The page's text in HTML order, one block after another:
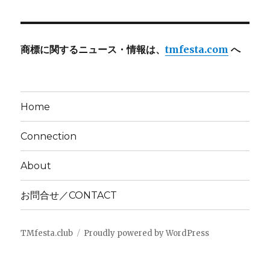
商標に関するニュース・情報は、tmfesta.com へ
Home
Connection
About
お問合せ／CONTACT
TMfesta.club Proudly powered by WordPress